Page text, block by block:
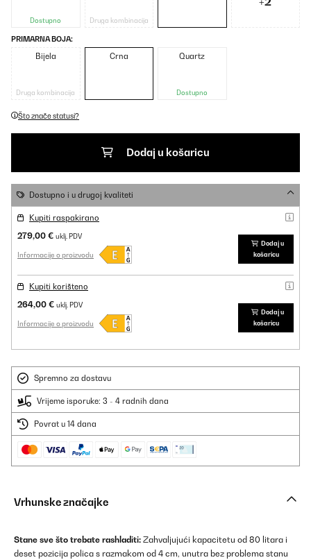
Dostupno Druga kombinacija
PRIMARNA BOJA:
Bijela
Druga kombinacija
Crna Quartz
Dostupno
Što znače statusi?
Dodaj u košaricu
Dostupno i u drugoj kvaliteti
Kupiti raspakirano
279,00 € uklj. PDV
Informacije o proizvodu
Dodaj u
košaricu
Kupiti korišteno
264,00 € uklj. PDV
Informacije o proizvodu
Dodaj u
košaricu
Spremno za dostavu
Vrijeme isporuke: 3 - 4 radnih dana
Povrat u 14 dana
Vrhunske značajke
Stane sve što trebate rashladiti: Zahvaljujući kapacitetu od 80 litara i
deset pozicija polica s razmakom od 4 cm, unutra bez problema stanu